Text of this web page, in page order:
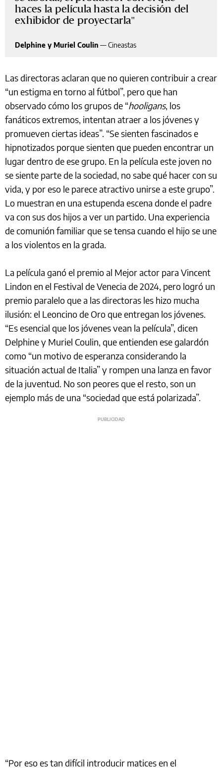
haces la película hasta la decisión del
exhibidor de proyectarla
Delphine y Muriel Coulin —Cineastas
Las directoras aclaran que no quieren contribuir a crear
“un estigma en torno al fútbol”, pero que han
observado cómo los grupos de “hooligans, los
fanáticos extremos, intentan atraer a los jóvenes y
promueven ciertas ideas”. “Se sienten fascinados e
hipnotizados porque sienten que pueden encontrar un
lugar dentro de ese grupo. En la película este joven no
se siente parte de la sociedad, no sabe qué hacer con su
vida, y por eso le parece atractivo unirse a este grupo”.
Lo muestran en una estupenda escena donde el padre
va con sus dos hijos a ver un partido. Una experiencia
de comunión familiar que se tensa cuando el hijo se une
a los violentos en la grada.
La película ganó el premio al Mejor actor para Vincent
Lindon en el Festival de Venecia de 2024, pero logró un
premio paralelo que a las directoras les hizo mucha
ilusión: el Leoncino de Oro que entregan los jóvenes.
“Es esencial que los jóvenes vean la película”, dicen
Delphine y Muriel Coulin, que entienden ese galardón
como “un motivo de esperanza considerando la
situación actual de Italia” y rompen una lanza en favor
de la juventud. No son peores que el resto, son un
ejemplo más de una “sociedad que está polarizada”.
“Por eso es tan difícil introducir matices en el